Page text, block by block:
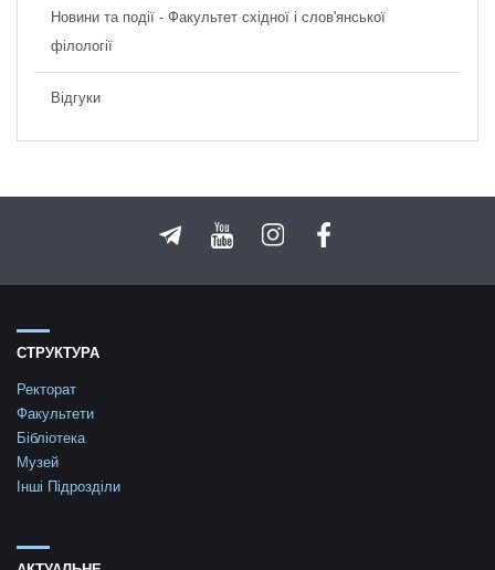
Новини та події - Факультет східної і слов'янської
філології
Відгуки
СТРУКТУРА
Ректорат
Факультети
Бібліотека
Музей
Інші Підрозділи